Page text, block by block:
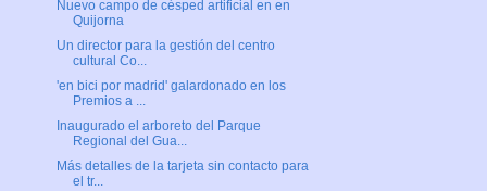
Nuevo campo de césped artificial en en
Quijorna
Un director para la gestión del centro
cultural Co...
'en bici por madrid' galardonado en los
Premios a ...
Inaugurado el arboreto del Parque
Regional del Gua...
Más detalles de la tarjeta sin contacto para
el tr...